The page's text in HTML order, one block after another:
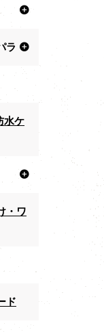
ラ
水ケ
・ワ
ド